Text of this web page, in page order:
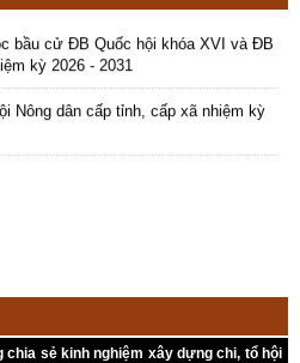
kỳ 2026 - 2031
Nông dân cấp tỉnh, cấp xã nhiệm kỳ
chia sẻ kinh nghiệm xây dựng chi, tổ hội